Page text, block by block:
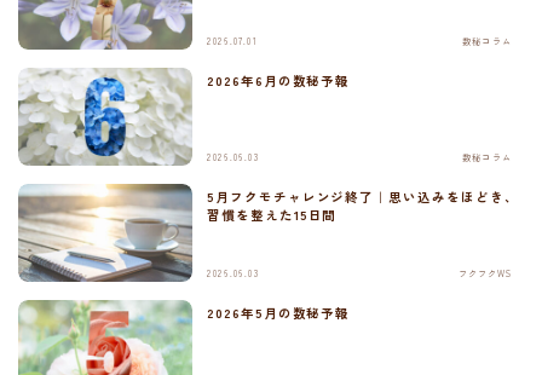
2026.07.01 数秘コラム
2026年6月の数秘予報
2026.06.03 数秘コラム
5月フクモチャレンジ終了｜思い込みをほどき、
習慣を整えた15日間
2026.06.03 フクフクWS
2026年5月の数秘予報